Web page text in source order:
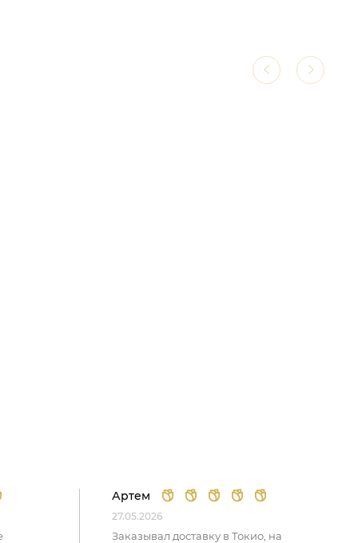
Артем
27.05.2026
Заказывал доставку в Токио, на